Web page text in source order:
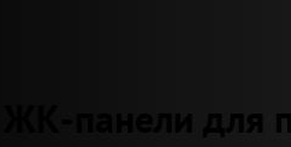
ЖК-панели для